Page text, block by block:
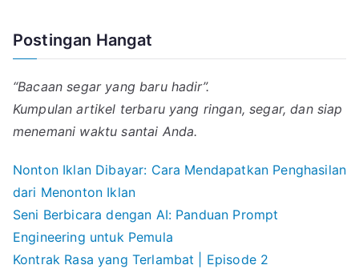
Postingan Hangat
“Bacaan segar yang baru hadir”.
Kumpulan artikel terbaru yang ringan, segar, dan siap
menemani waktu santai Anda.
Nonton Iklan Dibayar: Cara Mendapatkan Penghasilan
dari Menonton Iklan
Seni Berbicara dengan AI: Panduan Prompt
Engineering untuk Pemula
Kontrak Rasa yang Terlambat | Episode 2